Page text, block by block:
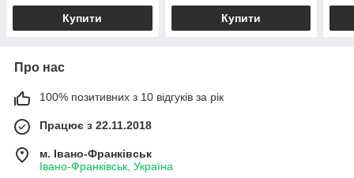
Купити Купити
Про нас
100% позитивних з 10 відгуків за рік
Працює з 22.11.2018
м. Івано-Франківськ
Івано-Франківськ, Україна